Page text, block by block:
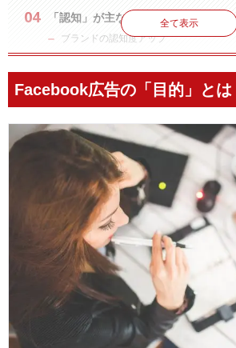
「認知」が主な目的
ブランドの認知度アップ
リーチ
「検討」が主な目的
投稿のエンゲージメント
アプリのインストール
動画の再生数アップ
リード獲得
メッセージ
「コンバージョン」が主な目的
コンバージョン
カタログ販売
来店数の増加
Facebook広告の目的別に選択できる
特に使われやすいFacebook広告の目
全て表示
Facebook広告の「目的」とは